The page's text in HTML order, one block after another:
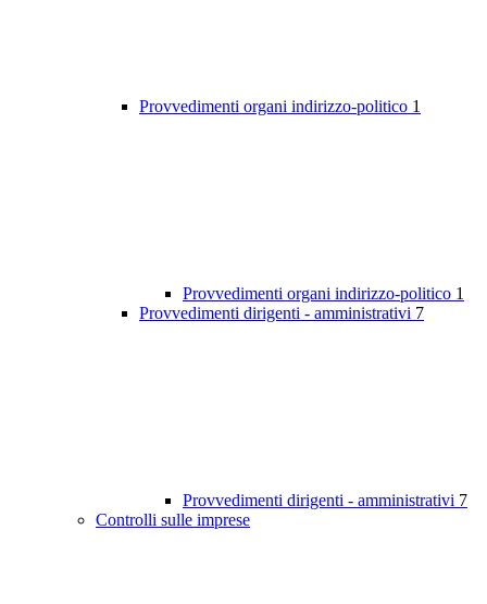
Provvedimenti organi indirizzo-politico 1
Provvedimenti organi indirizzo-politico 1
Provvedimenti dirigenti - amministrativi 7
Provvedimenti dirigenti - amministrativi 7
Controlli sulle imprese